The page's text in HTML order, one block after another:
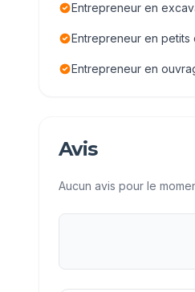
Entrepreneur en
Entrepreneur en
Entrepreneur en
Avis
Aucun avis pour le